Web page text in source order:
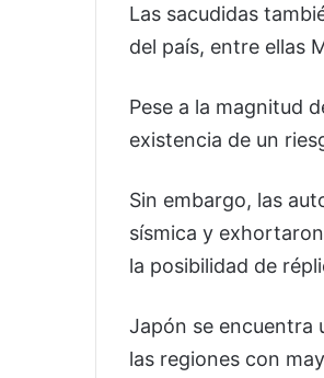
Las sacudidas
del país, entre ellas
Pese a la magnitud
existencia de un
Sin embargo, las
sísmica y
la posibilidad de
Japón se encuentra
las regiones con